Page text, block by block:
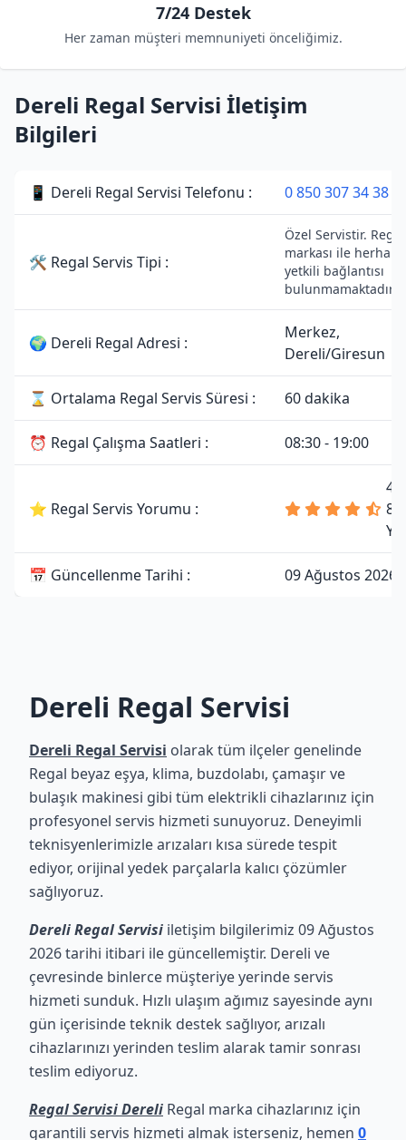
7/24 Destek
Her zaman müşteri memnuniyeti önceliğimiz.
Dereli Regal Servisi İletişim
Bilgileri
📱 Dereli Regal Servisi Telefonu : 0 850 307 34 38
🛠 Regal Servis Tipi :
Özel Servistir. Regal
markası ile
yetkili bağlantısı
bulunmamaktadır.
🌍 Dereli Regal Adresi :
Merkez,
Dereli/Giresun
⌛ Ortalama Regal Servis Süresi : 60 dakika
⏰ Regal Çalışma Saatleri : 08:30 - 19:00
⭐ Regal Servis Yorumu :
81
📅 Güncellenme Tarihi : 09 Ağustos 2026
Dereli Regal Servisi
Dereli Regal Servisi olarak tüm ilçeler genelinde
Regal beyaz eşya, klima, buzdolabı, çamaşır ve
bulaşık makinesi gibi tüm elektrikli cihazlarınız için
profesyonel servis hizmeti sunuyoruz. Deneyimli
teknisyenlerimizle arızaları kısa sürede tespit
ediyor, orijinal yedek parçalarla kalıcı çözümler
sağlıyoruz.
Dereli Regal Servisi iletişim bilgilerimiz 09 Ağustos
2026 tarihi itibari ile güncellemiştir. Dereli ve
çevresinde binlerce müşteriye yerinde servis
hizmeti sunduk. Hızlı ulaşım ağımız sayesinde aynı
gün içerisinde teknik destek sağlıyor, arızalı
cihazlarınızı yerinden teslim alarak tamir sonrası
teslim ediyoruz.
Regal Servisi Dereli Regal marka cihazlarınız için
garantili servis hizmeti almak isterseniz, hemen 0